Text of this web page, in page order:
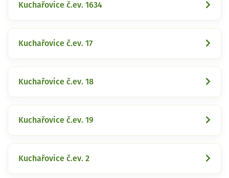
Kuchařovice č.ev. 1634
Kuchařovice č.ev. 17
Kuchařovice č.ev. 18
Kuchařovice č.ev. 19
Kuchařovice č.ev. 2